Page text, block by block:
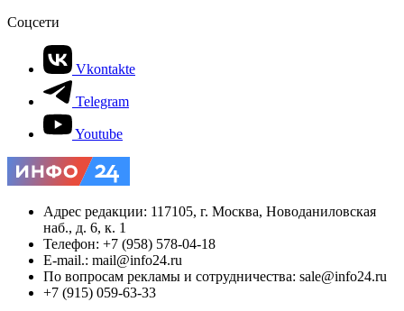
Соцсети
Vkontakte
Telegram
Youtube
Адрес редакции: 117105, г. Москва, Новоданиловская
наб., д. 6, к. 1
Телефон: +7 (958) 578-04-18
E-mail.: mail@info24.ru
По вопросам рекламы и сотрудничества: sale@info24.ru
+7 (915) 059-63-33